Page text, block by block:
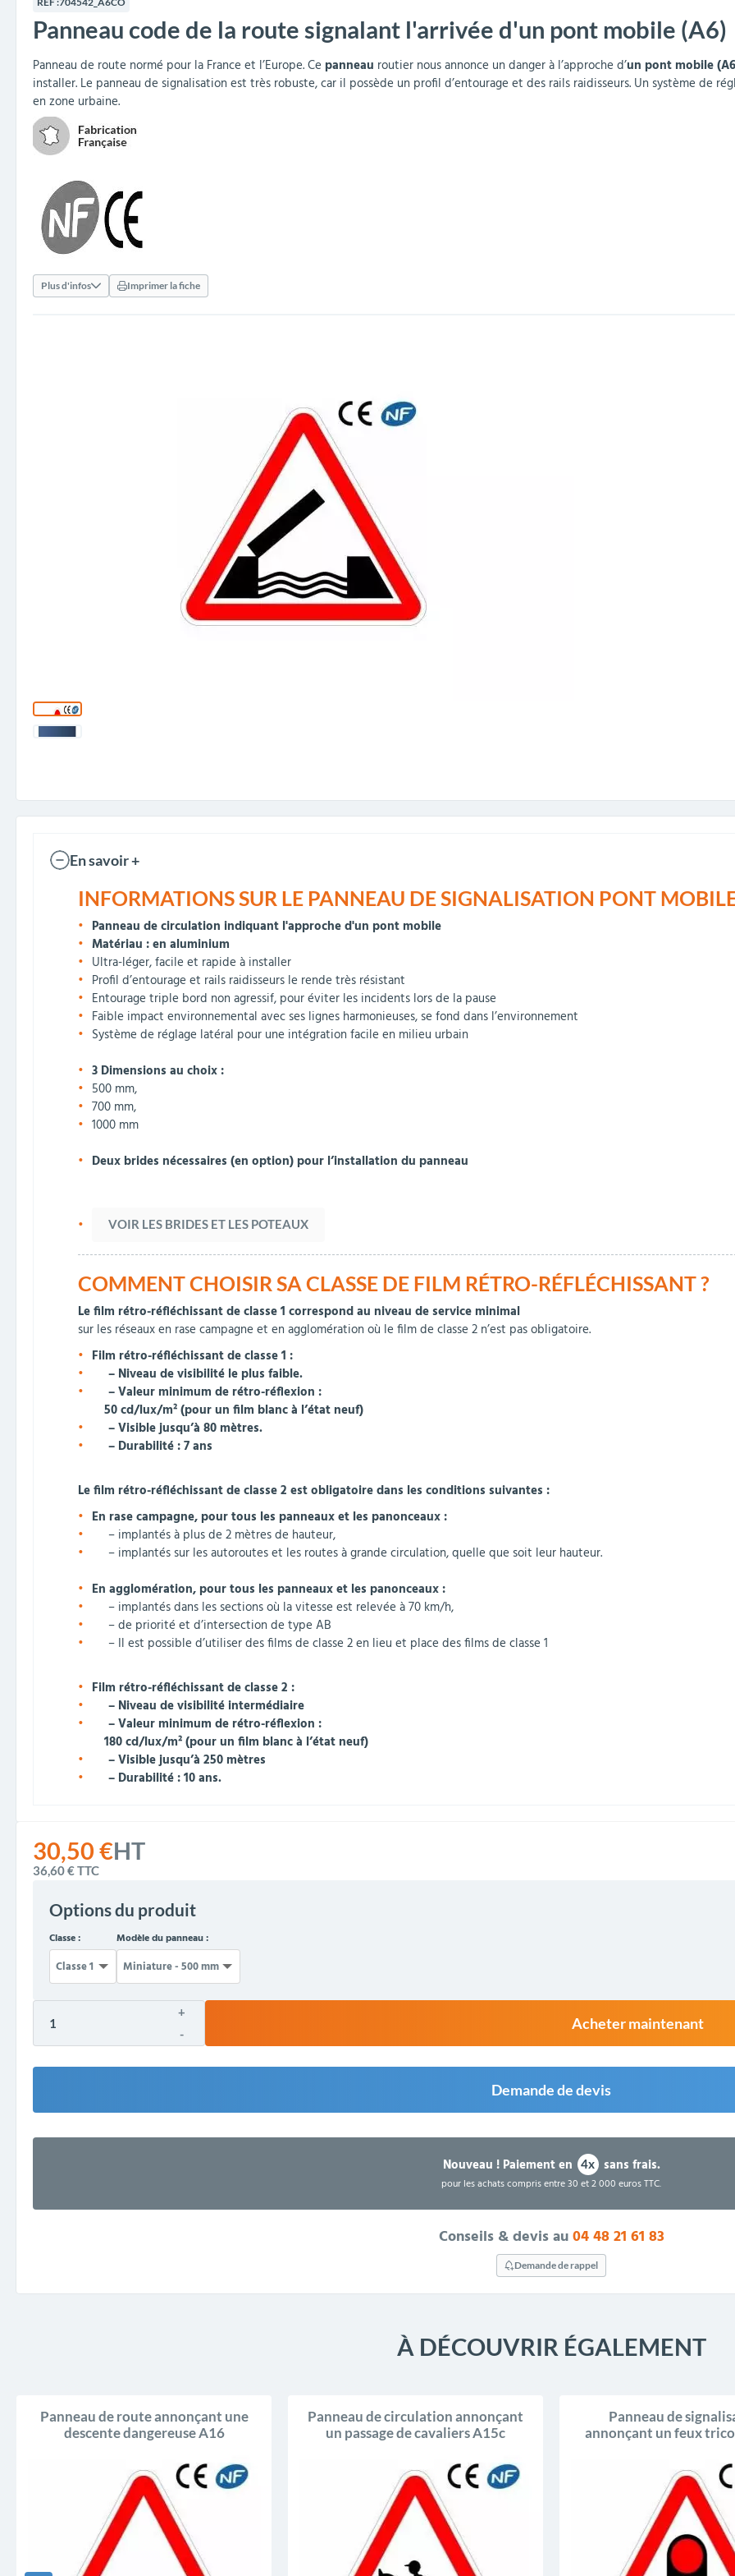
Embellissement et
fleurissement urbain
Cendriers urbains
Barrières de ville Arceaux de sécurité Abris fumeurs
Barrières de sécurité
parking
Clous podotactiles et
rampes d'accès
Séparateurs de voies et
balises routières
Travaux publics &
Industries
Miroirs de sécurité
Vestiaires Équipements sanitaires Mobilier de bureau
Armoires et rangements Mobilier scolaire extérieur
Mobilier crèche et
maternelle
Plaques Loi BLANQUER
Tables de cantine
amovibles
Poteaux de guidage
Décorations de Noël
collectivités
Pavoisement
extérieurs
Structures aires de jeux
Baby-foots & Billards
30,50 €HT
36,60 €TTC
Options du produit
Classe : Modèle du panneau :
+
-
Acheter maintenant
Demande de devis
Nouveau !Paiement en 4x sans frais.
pour les achats compris entre 30 et 2 000 euros TTC.
Conseils & devis au04 48 21 61 83
Demande de rappel
Panneau code de la route signalant l'arrivée d'un pont mobile (A6)
Panneau de route normé pour la France et l’Europe. Ce panneau routier nous annonce un danger à l’approche d’un pont mobile
installer. Le panneau de signalisation est très robuste, car il possède un profil d’entourage et des rails raidisseurs. Un système de
en zone urbaine.
Plus d'infos Imprimer la fiche
En savoir +
INFORMATIONS SUR LE PANNEAU DE SIGNALISATION PONT
Panneau de circulation indiquant l'approche d'un pont mobile
Matériau : en aluminium
Ultra-léger, facile et rapide à installer
Profil d’entourage et rails raidisseurs le rende très résistant
Entourage triple bord non agressif, pour éviter les incidents lors de la pause
Faible impact environnemental avec ses lignes harmonieuses, se fond dans l’environnement
Système de réglage latéral pour une intégration facile en milieu urbain
3 Dimensions au choix :
500 mm,
700 mm,
1000 mm
Deux brides nécessaires (en option) pour l’installation du panneau
VOIR LES BRIDES ET LES POTEAUX
COMMENT CHOISIR SA CLASSE DE FILM RÉTRO-RÉFLÉCHISSANT ?
Le film rétro-réfléchissant de classe 1 correspond au niveau de service minimal
sur les réseaux en rase campagne et en agglomération où le film de classe 2 n’est pas obligatoire.
Film rétro-réfléchissant de classe 1 :
– Niveau de visibilité le plus faible.
– Valeur minimum de rétro-réflexion :
50 cd/lux/m² (pour un film blanc à l’état neuf)
– Visible jusqu’à 80 mètres.
– Durabilité : 7 ans
Le film rétro-réfléchissant de classe 2 est obligatoire dans les conditions suivantes :
En rase campagne, pour tous les panneaux et les panonceaux :
– implantés à plus de 2 mètres de hauteur,
– implantés sur les autoroutes et les routes à grande circulation, quelle que soit leur hauteur.
En agglomération, pour tous les panneaux et les panonceaux :
– implantés dans les sections où la vitesse est relevée à 70 km/h,
– de priorité et d’intersection de type AB
– Il est possible d’utiliser des films de classe 2 en lieu et place des films de classe 1
Film rétro-réfléchissant de classe 2 :
– Niveau de visibilité intermédiaire
– Valeur minimum de rétro-réflexion :
180 cd/lux/m² (pour un film blanc à l’état neuf)
– Visible jusqu’à 250 mètres
– Durabilité : 10 ans.
À DÉCOUVRIR ÉGALEMENT
Panneau de route annonçant une
descente dangereuse A16
Panneau de circulation annonçant
un passage de cavaliers A15c
Panneau de
annonçant un feux